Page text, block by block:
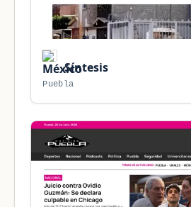
Síntesis
Puebla